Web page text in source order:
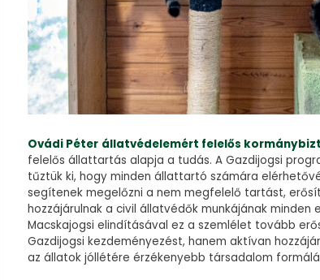
Ovádi Péter állatvédelemért felelős
felelős állattartás alapja a tudás. A Gazdijogsi
tűztük ki, hogy minden állattartó számára
segítenek megelőzni a nem megfelelő tartást,
hozzájárulnak a civil állatvédők munkájának
Macskajogsi elindításával ez a szemlélet tovább
Gazdijogsi kezdeményezést, hanem aktívan
az állatok jóllétére érzékenyebb társadalom